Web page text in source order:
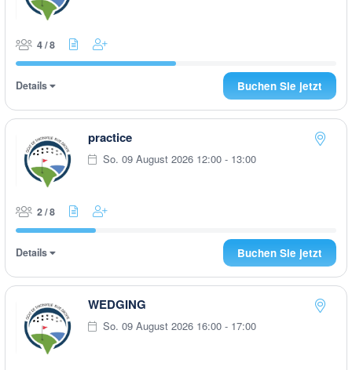
4 / 8
Details Buchen Sie jetzt
practice
So. 09 August 2026 12:00 - 13:00
2 / 8
Details Buchen Sie jetzt
WEDGING
So. 09 August 2026 16:00 - 17:00